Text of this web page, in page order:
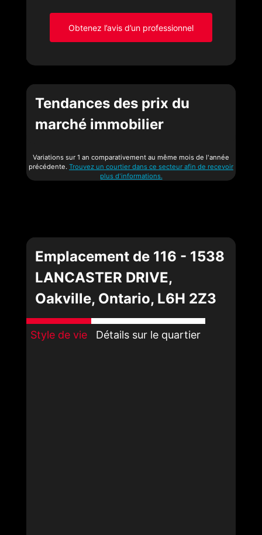
Obtenez l’avis d’un professionnel
Tendances des prix du
marché immobilier
Variations sur 1 an comparativement au même mois de l'année
précédente. Trouvez un courtier dans ce secteur afin de recevoir
plus d'informations.
Emplacement de 116 - 1538
LANCASTER DRIVE,
Oakville, Ontario, L6H 2Z3
Style de vie Détails sur le quartier